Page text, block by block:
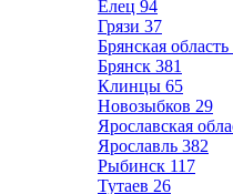
Елец 94
Грязи 37
Брянская область
Брянск 381
Клинцы 65
Новозыбков 29
Ярославская
Ярославль 382
Рыбинск 117
Тутаев 26